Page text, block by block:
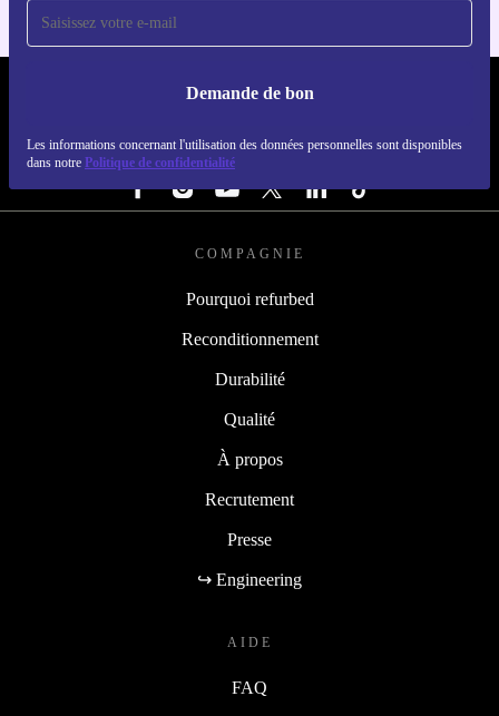
Demande de bon
Les informations concernant l'utilisation des données personnelles sont disponibles
dans notre Politique de confidentialité
REFURBED BELGIQUE - RETHINK NEW.
SUIVEZ-NOUS
COMPAGNIE
Pourquoi refurbed
Reconditionnement
Durabilité
Qualité
À propos
Recrutement
Presse
↪ Engineering
AIDE
FAQ